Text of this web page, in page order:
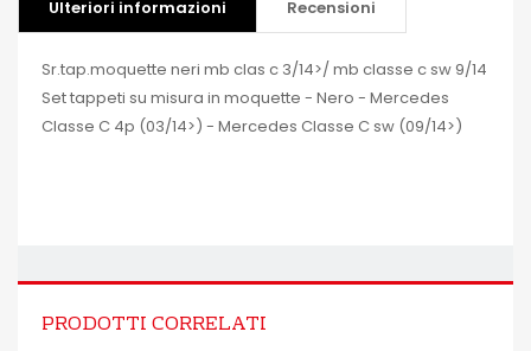
Ulteriori informazioni Recensioni
Sr.tap.moquette neri mb clas c 3/14>/ mb classe c sw 9/14
Set tappeti su misura in moquette - Nero - Mercedes
Classe C 4p (03/14>) - Mercedes Classe C sw (09/14>)
PRODOTTI CORRELATI